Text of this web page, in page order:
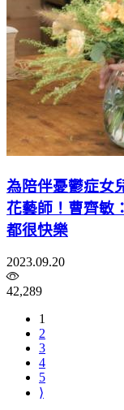
為陪伴憂鬱症女
花藝師！曹齊敏
都很快樂
2023.09.20
42,289
1
2
3
4
5
⟩